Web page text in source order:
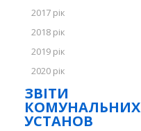
2017 рік
2018 рік
2019 рік
2020 рік
ЗВІТИ
КОМУНАЛЬНИХ
УСТАНОВ